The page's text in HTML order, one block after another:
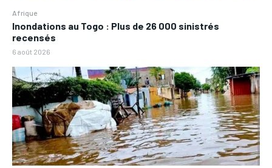
Afrique
Inondations au Togo : Plus de 26 000 sinistrés
recensés
6 août 2026